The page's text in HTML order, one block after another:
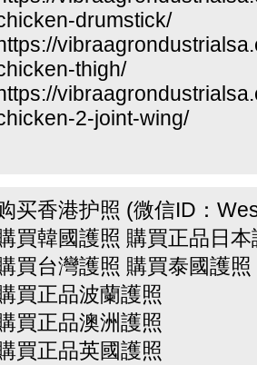
drumstick/
thigh/
2-joint-wing/
买香港护照 (微信ID：
買韓國護照 購買正品日
買台灣護照 購買泰國護照
買正品波蘭護照
買正品澳洲護照
買正品英國護照